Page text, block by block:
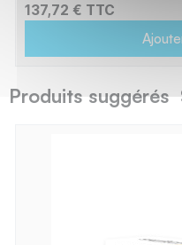
137,72 € TTC
Produits suggérés